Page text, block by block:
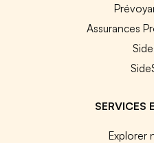
Assurances
SERVICES
Explorer